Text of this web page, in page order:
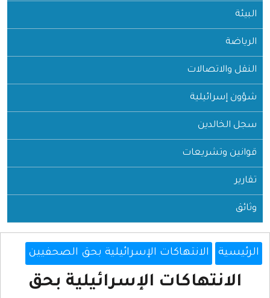
البيئة
الرياضة
النقل والاتصالات
شؤون إسرائيلية
سجل الخالدين
قوانين وتشريعات
تقارير
وثائق
الرئيسية الانتهاكات الإسرائيلية بحق الصحفيين
الانتهاكات الإسرائيلية بحق